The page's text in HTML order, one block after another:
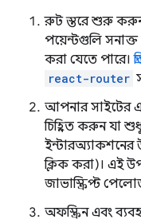
রুট স্তরে শুরু
পয়েন্টগুলি
করা যেতে পারে।
react-router
আপনার সাইটের
চিহ্নিত করুন যা
ইন্টারঅ্যাকশনের
ক্লিক করা)। এই
জাভাস্ক্রিপ্ট
অফস্ক্রিন এবং